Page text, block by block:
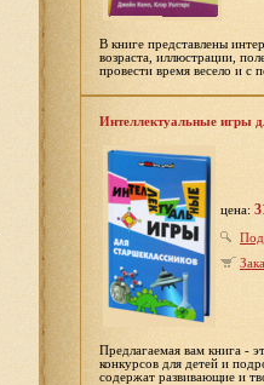
В книге представлены
возраста, иллюстрации,
провести время весело и с
Интеллектуальные игры
цена:
Предлагаемая вам книга -
конкурсов для детей и
содержат развивающие и